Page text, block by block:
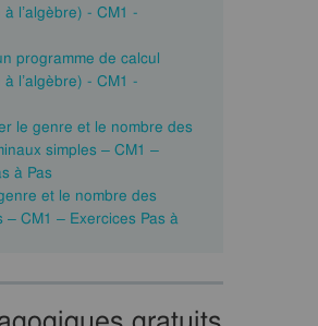
l’algèbre) - CM1 -
programme de calcul
l’algèbre) - CM1 -
le genre et le nombre des
simples – CM1 –
à Pas
et le nombre des
– CM1 – Exercices Pas à